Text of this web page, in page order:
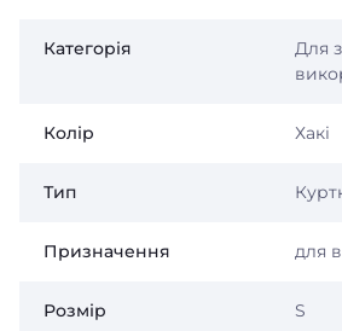
Категорія
Для
Колір Хакі
Тип
Призначення для
Розмір S